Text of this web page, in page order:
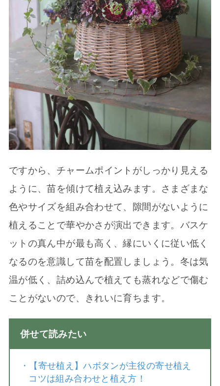
ですから、チャームポイントがしっかり見える
ように、苗を傾けて植え込みます。さまざまな
色やサイズを組み合わせて、隙間がないように
植えることで華やかさが演出できます。バスケ
ットの真ん中が最も高く、縁にいくに従い低く
なるのを意識して苗を配置しましょう。冬は気
温が低く、詰め込んで植えても蒸れなどで傷む
ことがないので、きれいに育ちます。
併せて読みたい
・
【寄せ植え】ハボタンが主役の寄せ植え
コツは組み合わせと植え方！